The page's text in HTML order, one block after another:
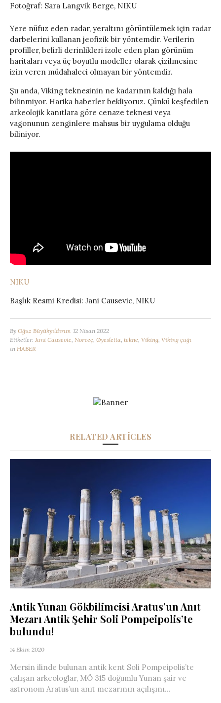
Fotoğraf: Sara Langvik Berge, NIKU
Yere nüfuz eden radar, yeraltını görüntülemek için radar
darbelerini kullanan jeofizik bir yöntemdir. Verilerin
profiller, belirli derinlikleri izole eden plan görünüm
haritaları veya üç boyutlu modeller olarak çizilmesine
izin veren müdahaleci olmayan bir yöntemdir.
Şu anda, Viking teknesinin ne kadarının kaldığı hala
bilinmiyor. Harika haberler bekliyoruz. Çünkü keşfedilen
arkeolojik kanıtlara göre cenaze teknesi veya
vagonunun zenginlere mahsus bir uygulama olduğu
biliniyor.
NIKU
Başlık Resmi Kredisi: Jani Causevic, NIKU
By Oğuz Büyükyıldırım 12 Nisan 2022
Etiketler: Jani Causevic, Norveç, Øyesletta, tekne, Viking, Viking çağı
in HABER
RELATED ARTICLES
Antik Yunan Gökbilimcisi Aratus’un Anıt
Mezarı Antik Şehir Soli Pompeipolis’te
bulundu!
14 Ekim 2020
Mersin ilinde bulunan antik kent Soli Pompeipolis’te
çalışan arkeologlar, MÖ 315 doğumlu Yunan şair ve
astronom Aratus’un anıt mezarının açılışını...